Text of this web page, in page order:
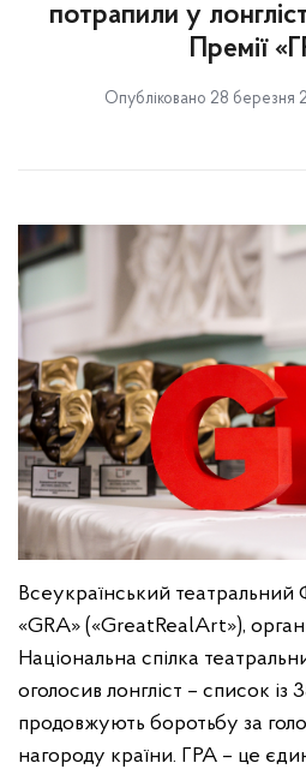
потрапили у
Премії
Опубліковано 28 березня
Всеукраїнський театральний
«GRA» («GreatRealArt»),
Національна спілка
оголосив лонгліст – список із
продовжують боротьбу за
нагороду країни. ГРА – це